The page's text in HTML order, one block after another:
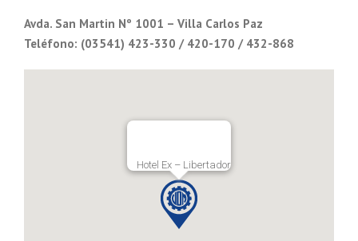
Avda. San Martin Nº 1001 – Villa Carlos Paz
Teléfono: (03541) 423-330 / 420-170 / 432-868
Hotel Ex – Libertador